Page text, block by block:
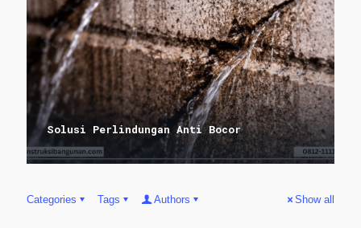
Solusi Perlindungan Anti Bocor
Categories Tags Authors Show all